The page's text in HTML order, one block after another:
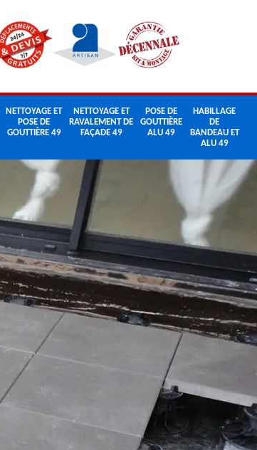
NETTOYAGE ET
POSE DE
GOUTTIÈRE 49
NETTOYAGE ET
RAVALEMENT DE
FAÇADE 49
POSE DE
GOUTTIÈRE
ALU 49
HABILLAGE
DE
BANDEAU ET
ALU 49